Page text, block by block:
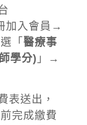
加入會員→
「 醫療事
學分) 」→
表送出，
完成繳費